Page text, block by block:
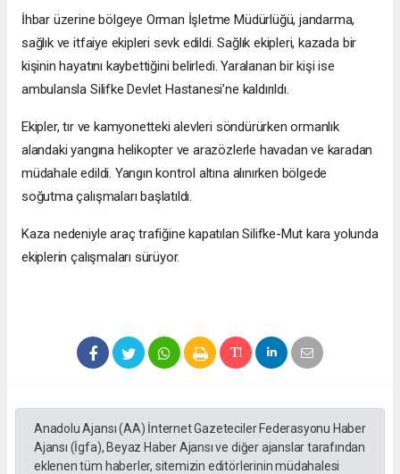
İhbar üzerine bölgeye Orman İşletme Müdürlüğü, jandarma,
sağlık ve itfaiye ekipleri sevk edildi. Sağlık ekipleri, kazada bir
kişinin hayatını kaybettiğini belirledi. Yaralanan bir kişi ise
ambulansla Silifke Devlet Hastanesi’ne kaldırıldı.
Ekipler, tır ve kamyonetteki alevleri söndürürken ormanlık
alandaki yangına helikopter ve arazözlerle havadan ve karadan
müdahale edildi. Yangın kontrol altına alınırken bölgede
soğutma çalışmaları başlatıldı.
Kaza nedeniyle araç trafiğine kapatılan Silifke-Mut kara yolunda
ekiplerin çalışmaları sürüyor.
Anadolu Ajansı (AA) İnternet Gazeteciler Federasyonu Haber
Ajansı (İgfa), Beyaz Haber Ajansı ve diğer ajanslar tarafından
eklenen tüm haberler, sitemizin editörlerinin müdahalesi